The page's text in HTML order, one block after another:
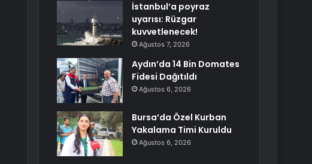
İstanbul’a poyraz
uyarısı: Rüzgar
kuvvetlenecek!
Ağustos 7, 2026
Aydın’da 14 Bin Domates
Fidesi Dağıtıldı
Ağustos 6, 2026
Bursa’da Özel Kurban
Yakalama Timi Kuruldu
Ağustos 6, 2026